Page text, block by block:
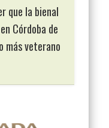
que la bienal
Córdoba de
veterano